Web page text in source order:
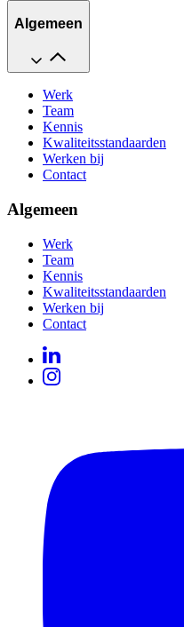
Algemeen
Werk
Team
Kennis
Kwaliteitsstandaarden
Werken bij
Contact
Algemeen
Werk
Team
Kennis
Kwaliteitsstandaarden
Werken bij
Contact